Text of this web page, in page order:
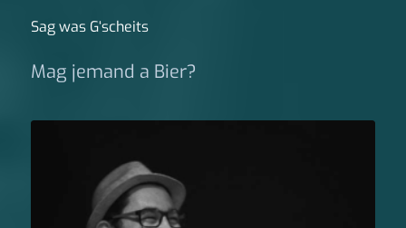
Sag was G‘scheits
Mag jemand a Bier?